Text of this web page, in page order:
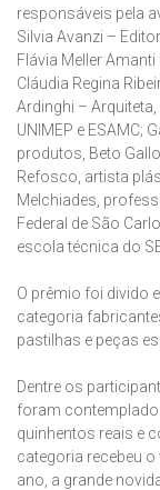
responsáveis pela
Silvia Avanzi –
Flávia Meller
Cláudia Regina
Ardinghi –
UNIMEP e ESAMC;
produtos, Beto
Refosco, artista
Melchiades,
Federal de São
escola técnica do
O prêmio foi divido
categoria
pastilhas e peças
Dentre os
foram
quinhentos reais e
categoria recebeu
ano, a grande